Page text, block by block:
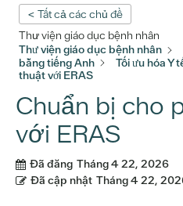
< Tất cả các chủ đề
Thư viện giáo dục bệnh nhân
Thư viện giáo dục bệnh nhân
bằng tiếng Anh
Tối ưu hóa Y
thuật với ERAS
Chuẩn bị cho
với ERAS
Đã đăng Tháng 4 22, 2026
Đã cập nhật Tháng 4 22,